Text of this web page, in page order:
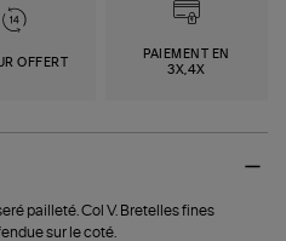
OFFERT
PAIEMENT EN
3X,4X
pailleté. Col V. Bretelles fines
sur le coté.